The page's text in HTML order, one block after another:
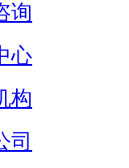
询
心
构
司